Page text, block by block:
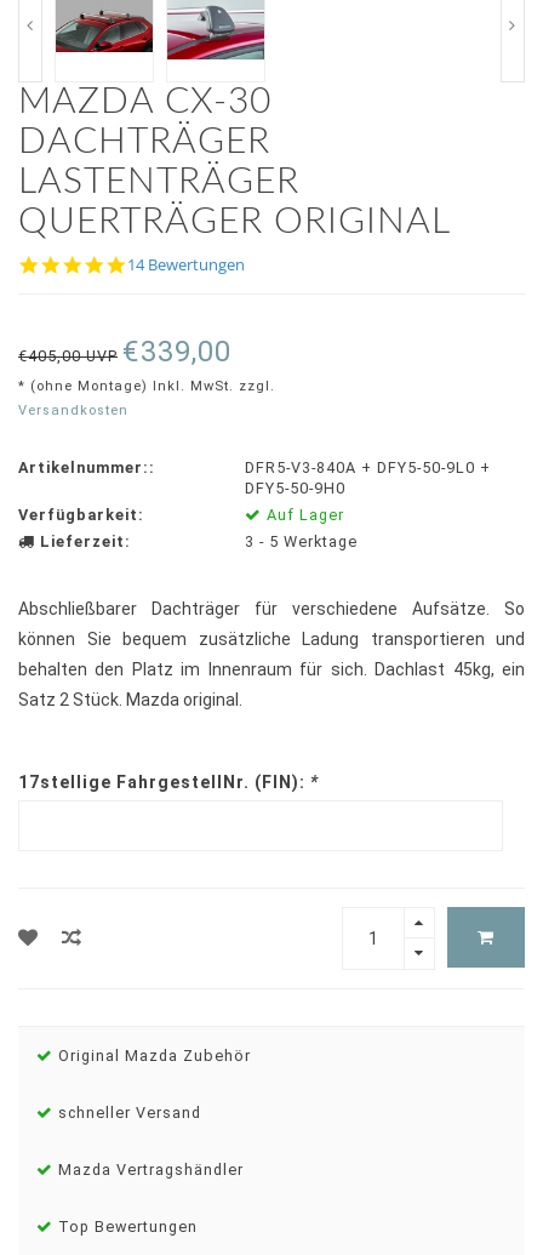
MAZDA CX-30
DACHTRÄGER
LASTENTRÄGER
QUERTRÄGER ORIGINAL
4.8
14 Bewertungen
€405,00 UVP €339,00
* (ohne Montage) Inkl. MwSt. zzgl.
Versandkosten
Artikelnummer::
DFR5-V3-840A + DFY5-50-9L0 +
DFY5-50-9H0
Verfügbarkeit:
Auf Lager
Lieferzeit:
3 - 5 Werktage
Abschließbarer Dachträger für verschiedene Aufsätze. So
können Sie bequem zusätzliche Ladung transportieren und
behalten den Platz im Innenraum für sich. Dachlast 45kg, ein
Satz 2 Stück. Mazda original.
17stellige FahrgestellNr. (FIN): *
Original Mazda Zubehör
schneller Versand
Mazda Vertragshändler
Top Bewertungen